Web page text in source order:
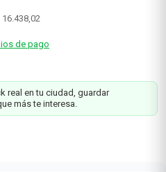
16.438,02
de pago
real en tu ciudad, guardar
más te interesa.